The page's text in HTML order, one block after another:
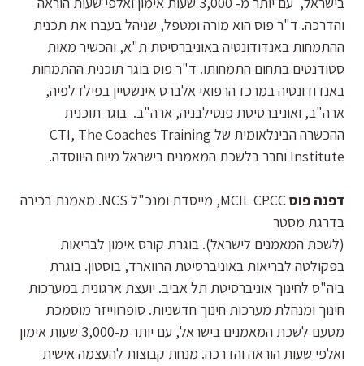
והדרכה. ד"ר פוס הוא מורה ומטפל, שניהל בעברו את תכנית
ההתמחות באנדודונטיה באוניברסיטת ת"א, והכשיר מאות
סטודנטים בתחום התמחותו. ד"ר פוס בוגר תוכנית ההתמחות
באנדודונטיה במרכז הרפואי אלברט אינשטיין בפילדלפיה,
ארה"ב, ואוניברסיטת פנסילבניה, ארה"ב. בוגר תוכנית
ההכשרה הבינלאומית של CTI, The Coaches Training
Institute וחבר בלשכת המאמנים בישראל מיום היווסדה.
דפנה פוס
MCIL CPCC, מייסדת ומנכ"ל NCS. מאמנת בכירה
בדרגת מסטר
(לשכת המאמנים לישראל). בוגרת קורס אימון לבריאות
בפקולטה לבריאות באוניברסיטת הרווארד, בוסטון. בוגרת
ביה"ס לחינוך אוניברסיטת תל אביב. יועצת ארגונית במערכות
חינוך ומנהלת מערכות חינוך חדשניות. סופרווייזר מוסמכת
מטעם לשכת המאמנים בישראל, עם יותר מ-3,000 שעות אימון
ואלפי שעות הוראה והדרכה. מנחת קבוצות להעצמה אישית